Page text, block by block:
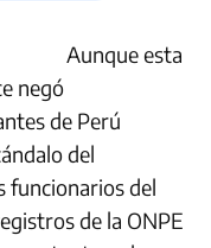
Aunque esta
negó
de Perú
del
funcionarios del
de la ONPE